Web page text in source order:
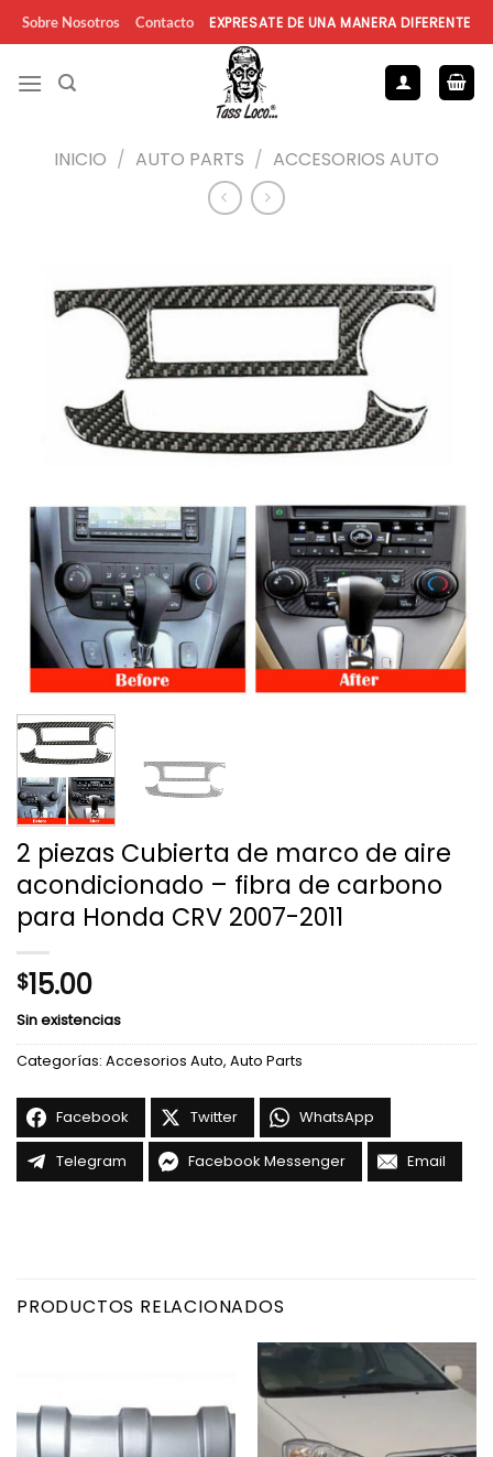
Saltar
al
contenido
Sobre Nosotros Contacto EXPRESATE DE UNA MANERA DIFERENTE
INICIO / AUTO PARTS / ACCESORIOS AUTO
2 piezas Cubierta de marco de aire
acondicionado – fibra de carbono
para Honda CRV 2007-2011
$15.00
Sin existencias
Categorías: Accesorios Auto, Auto Parts
Facebook Twitter WhatsApp
Telegram Facebook Messenger Email
PRODUCTOS RELACIONADOS